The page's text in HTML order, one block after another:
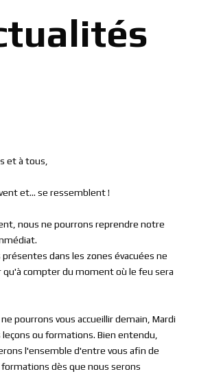
et à tous,
et... se ressemblent !
nous ne pourrons reprendre notre
dans les zones évacuées ne
compter du moment où le feu sera
pourrons vous accueillir demain, Mardi
ou formations. Bien entendu,
l'ensemble d'entre vous afin de
dès que nous serons